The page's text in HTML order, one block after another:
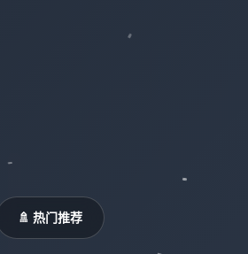
🚿 热门推荐